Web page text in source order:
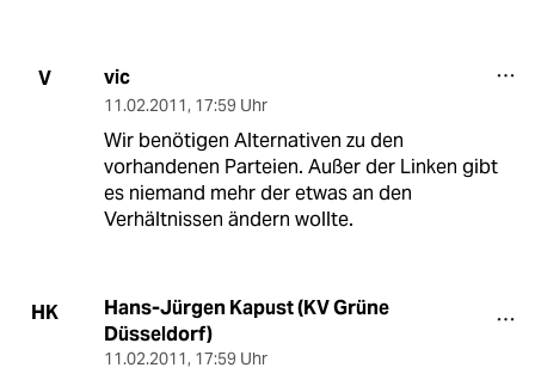
V vic
11.02.2011, 17:59 Uhr
Wir benötigen Alternativen zu den
vorhandenen Parteien. Außer der Linken gibt
es niemand mehr der etwas an den
Verhältnissen ändern wollte.
HK
Hans-Jürgen Kapust (KV Grüne
Düsseldorf)
11.02.2011, 17:59 Uhr